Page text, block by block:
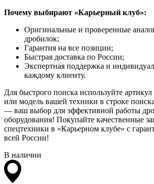
Почему выбирают «Карьерный клуб»:
Оригинальные и проверенные
дробилок;
Гарантия на все позиции;
Быстрая доставка по России;
Экспертная поддержка и
каждому клиенту.
Для быстрого поиска используйте
или модель вашей техники в строке
— ваш выбор для эффективной работы
оборудования! Покупайте качественные
спецтехники в «Карьерном клубе» с
всей России!
В наличии